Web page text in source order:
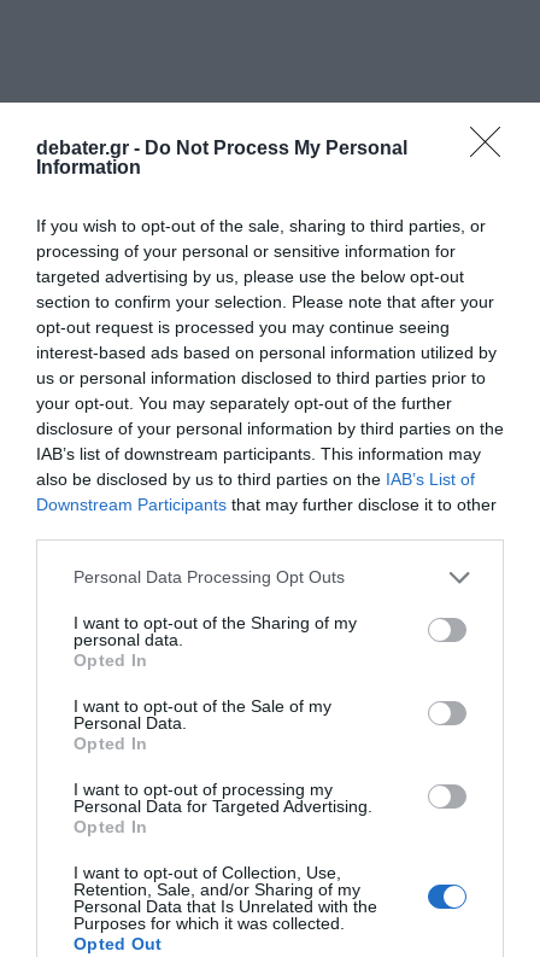
debater.gr - Do Not Process My Personal
Information
If you wish to opt-out of the sale, sharing to third parties, or
processing of your personal or sensitive information for
targeted advertising by us, please use the below opt-out
section to confirm your selection. Please note that after your
opt-out request is processed you may continue seeing
interest-based ads based on personal information utilized by
us or personal information disclosed to third parties prior to
your opt-out. You may separately opt-out of the further
disclosure of your personal information by third parties on the
IAB’s list of downstream participants. This information may
also be disclosed by us to third parties on the IAB’s List of
Downstream Participants that may further disclose it to other
Please note that this website/app uses one or more Google
not limited to your visit or usage behaviour. You may click to
grant or deny consent to Google and its third-party tags to
use your data for below specified purposes in below Google
consent section.
Personal Data Processing Opt Outs
I want to opt-out of the Sharing of my
personal data.
Opted In
I want to opt-out of the Sale of my
Personal Data.
Opted In
I want to opt-out of processing my
Personal Data for Targeted Advertising.
Opted In
I want to opt-out of Collection, Use,
Retention, Sale, and/or Sharing of my
Personal Data that Is Unrelated with the
Purposes for which it was collected.
Opted Out
ΠΑΡΑΠΟΛΙΤΙΚΑ
ΠΑΡΑΠΟΛΙΤΙΚΑ
Νέο επεισόδιο Κωνσταντοπούλου –
Πολύζου: Η πρόεδρος της Πλεύσης
Ελευθερίας κάλεσε το “100” και πήγε
την πρώην συνεργάτρια της στο
τμήμα
Η Βασιλική Πολύζου υποστηρίζει από την πλευρά της ότι η
Κωνσταντοπούλου την κατηγορούσε ότι είναι μέλος